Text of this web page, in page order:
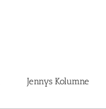
Jennys Kolumne